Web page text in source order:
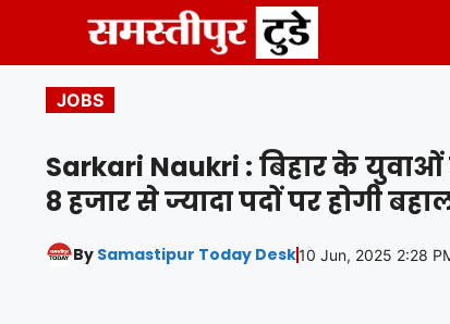
content
JOBS
Sarkari Naukri : बिहार के
8 हजार से ज्यादा पदों पर होगी
By Samastipur Today Desk10 Jun, 2025 2:28